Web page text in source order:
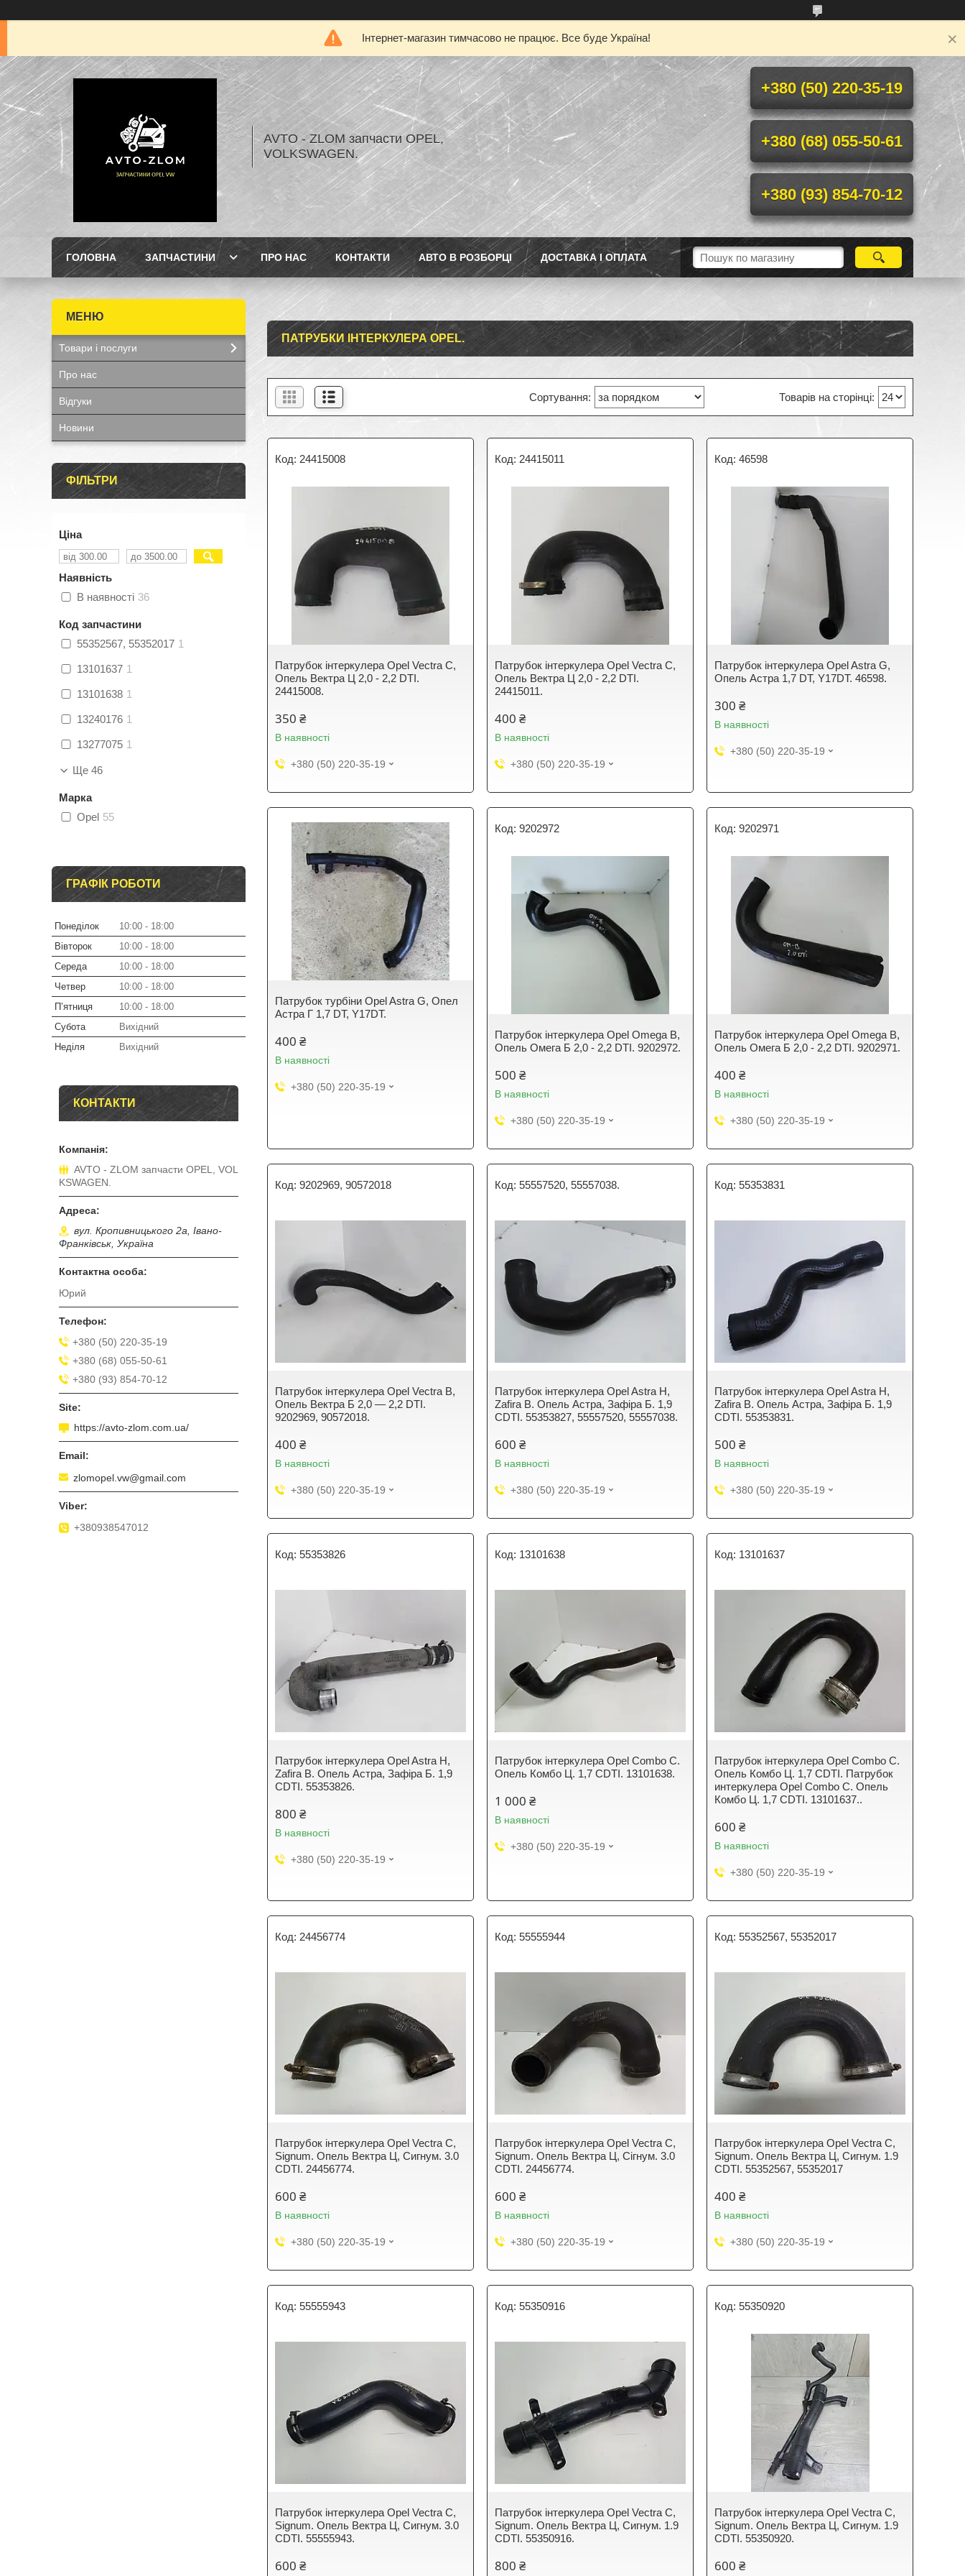
Інтернет-магазин тимчасово не працює. Все буде Україна!
AVTO - ZLOM запчасти OPEL,
VOLKSWAGEN.
+380 (50) 220-35-19
+380 (68) 055-50-61
+380 (93) 854-70-12
ГОЛОВНА ЗАПЧАСТИНИ ПРО НАС КОНТАКТИ АВТО В РОЗБОРЦІ ДОСТАВКА І ОПЛАТА
ПАТРУБКИ ІНТЕРКУЛЕРА OPEL.
24415008
Патрубок інтеркулера Opel Vectra C,
Опель Вектра Ц 2,0 - 2,2 DTI.
24415008.
350 ₴
В наявності
+380 (50) 220-35-19
24415011
Патрубок інтеркулера Opel Vectra C,
Опель Вектра Ц 2,0 - 2,2 DTI.
24415011.
400 ₴
В наявності
+380 (50) 220-35-19
46598
Патрубок інтеркулера Opel Astra G,
Опель Астра 1,7 DT, Y17DT. 46598.
300 ₴
В наявності
+380 (50) 220-35-19
Патрубок турбіни Opel Astra G, Опел
Астра Г 1,7 DT, Y17DT.
400 ₴
В наявності
+380 (50) 220-35-19
9202972
Патрубок інтеркулера Opel Omega B,
Опель Омега Б 2,0 - 2,2 DTI. 9202972.
500 ₴
В наявності
+380 (50) 220-35-19
9202971
Патрубок інтеркулера Opel Omega B,
Опель Омега Б 2,0 - 2,2 DTI. 9202971.
400 ₴
В наявності
+380 (50) 220-35-19
9202969, 90572018
Патрубок інтеркулера Opel Vectra B,
Опель Вектра Б 2,0 — 2,2 DTI.
9202969, 90572018.
400 ₴
В наявності
+380 (50) 220-35-19
55557520, 55557038.
Патрубок інтеркулера Opel Astra H,
Zafira B. Опель Астра, Зафіра Б. 1,9
CDTI. 55353827, 55557520, 55557038.
600 ₴
В наявності
+380 (50) 220-35-19
55353831
Патрубок інтеркулера Opel Astra H,
Zafira B. Опель Астра, Зафіра Б. 1,9
CDTI. 55353831.
500 ₴
В наявності
+380 (50) 220-35-19
55353826
Патрубок інтеркулера Opel Astra H,
Zafira B. Опель Астра, Зафіра Б. 1,9
CDTI. 55353826.
800 ₴
В наявності
+380 (50) 220-35-19
13101638
Патрубок інтеркулера Opel Combo C.
Опель Комбо Ц. 1,7 CDTI. 13101638.
1 000 ₴
В наявності
+380 (50) 220-35-19
13101637
Патрубок інтеркулера Opel Combo C.
Опель Комбо Ц. 1,7 CDTI. Патрубок
интеркулера Opel Combo C. Опель
Комбо Ц. 1,7 CDTI. 13101637..
600 ₴
В наявності
+380 (50) 220-35-19
24456774
Патрубок інтеркулера Opel Vectra C,
Signum. Опель Вектра Ц, Сигнум. 3.0
CDTI. 24456774.
600 ₴
В наявності
+380 (50) 220-35-19
55555944
Патрубок інтеркулера Opel Vectra C,
Signum. Опель Вектра Ц, Сігнум. 3.0
CDTI. 24456774.
600 ₴
В наявності
+380 (50) 220-35-19
55352567, 55352017
Патрубок інтеркулера Opel Vectra C,
Signum. Опель Вектра Ц, Сигнум. 1.9
CDTI. 55352567, 55352017
400 ₴
В наявності
+380 (50) 220-35-19
55555943
Патрубок інтеркулера Opel Vectra C,
Signum. Опель Вектра Ц, Сигнум. 3.0
CDTI. 55555943.
600 ₴
55350916
Патрубок інтеркулера Opel Vectra C,
Signum. Опель Вектра Ц, Сигнум. 1.9
CDTI. 55350916.
800 ₴
55350920
Патрубок інтеркулера Opel Vectra C,
Signum. Опель Вектра Ц, Сигнум. 1.9
CDTI. 55350920.
600 ₴
Товари і послуги
Про нас
Відгуки
Новини
ФІЛЬТРИ
Ціна
Наявність
В наявності 36
Код запчастини
55352567, 55352017 1
13101637 1
13101638 1
13240176 1
13277075 1
Ще 46
Марка
Opel 55
ГРАФІК РОБОТИ
Понеділок 10:00
18:00
Вівторок
10:00
18:00
Середа
10:00
18:00
Четвер
10:00
18:00
Пʼятниця
10:00
18:00
Субота
Вихідний
Неділя
Вихідний
КОНТАКТИ
AVTO - ZLOM запчасти OPEL, VOL
KSWAGEN.
вул. Кропивницького 2а, Івано-
Франківськ, Україна
Юрий
+380 (50) 220-35-19
+380 (68) 055-50-61
+380 (93) 854-70-12
https://avto-zlom.com.ua/
zlomopel.vw@gmail.com
+380938547012